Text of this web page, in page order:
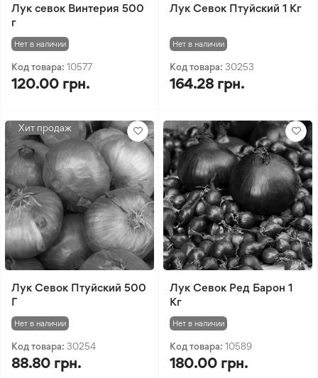
Лук севок Винтерия 500
г
Нет в наличии
Код товара: 10577
120.00 грн.
Лук Севок Птуйский 1 Кг
Нет в наличии
Код товара: 30253
164.28 грн.
Хит продаж
Лук Севок Птуйский 500
Г
Нет в наличии
Код товара: 30254
88.80 грн.
Лук Севок Ред Барон 1
Кг
Нет в наличии
Код товара: 10589
180.00 грн.